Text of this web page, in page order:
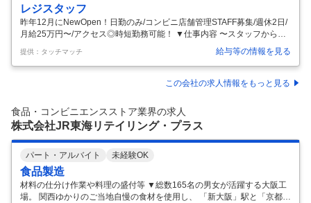
レジスタッフ
昨年12月にNewOpen！日勤のみ/コンビニ店舗管理STAFF募集/週休2日/
月給25万円〜/アクセス◎時短勤務可能！ ▼仕事内容 〜スタッフから店
舗運営・管理スタッフへ〜 当社では、接客や売場づくりだけでなく、
「発注管理」 「売上向上施策の立案」 「スタッフ育成」など、 店舗運
営全般に携わることが可能です。 これまで培ってきた経験やアイデアを
活かしながら、 より良い店舗づくりに挑戦していただけます。 法人経営
リアアップを目指したい方に最適な環境です。 「経験を評価してほし
い」 「裁量を持って店舗運営に携わりたい」 「将来は
提供：タッチマッチ 給与等の情報を見る
この会社の求人情報をもっと見る
食品・コンビニエンスストア業界の求人
株式会社JR東海リテイリング・プラス
パート・アルバイト 未経験OK
食品製造
材料の仕分け作業や料理の盛付等 ▼総数165名の男女が活躍する大阪工
場。 関西ゆかりのご当地自慢の食材を使用し、 「新大阪」駅と「京都」